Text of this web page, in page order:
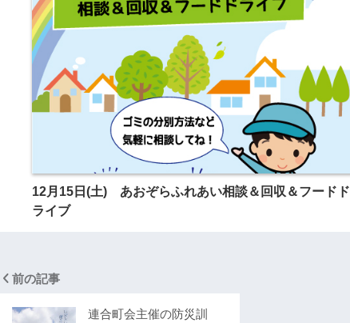
12月15日(土) あおぞらふれあい相談＆回収＆フードド
ライブ
前の記事
連合町会主催の防災訓